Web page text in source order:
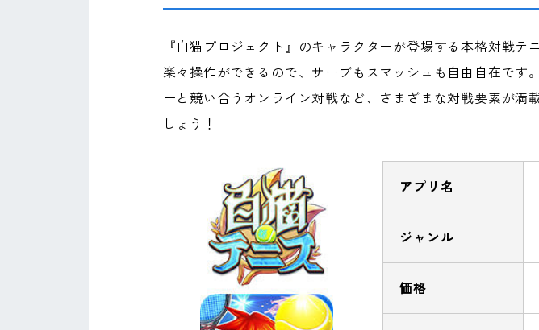
『白猫プロジェクト』のキャラクターが登場する本格対戦
楽々操作ができるので、サーブもスマッシュも自由自在で
ーと競い合うオンライン対戦など、さまざまな対戦要素が
しょう！
アプリ名
ジャンル
価格